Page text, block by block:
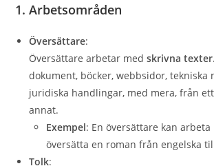
1. Arbetsområden
Översättare:
Översättare arbetar medskrivna texter
dokument, böcker, webbsidor, tekniska
juridiska handlingar, med mera, från
annat.
Exempel: En översättare kan
översätta en roman från engelska
Tolk: